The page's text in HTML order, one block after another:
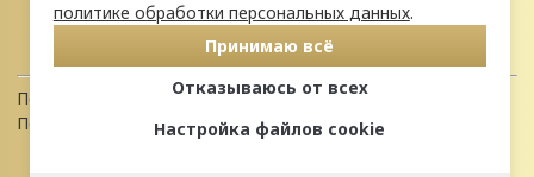
Политика конфиденциальности
Пользовательское соглашение
политике обработки персональных данных.
Принимаю всё
Отказываюсь от всех
Настройка файлов cookie